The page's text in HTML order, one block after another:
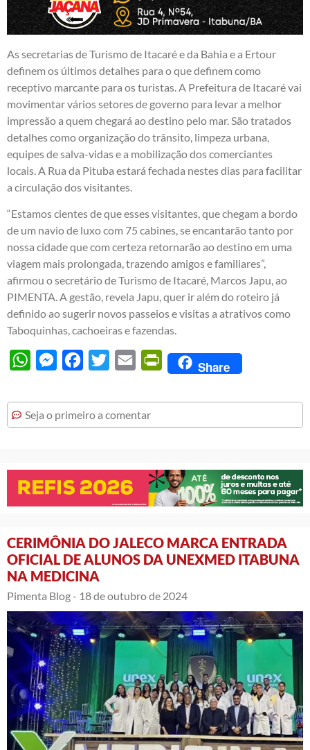
As secretarias de Turismo de Itacaré e da Bahia e a Ertour
definem os últimos detalhes para o que definem como
receptivo marcante para os turistas. A Prefeitura de Itacaré vai
movimentar vários setores de governo para levar a melhor
impressão a quem chegará ao destino pelo mar. São tratados
detalhes como organização do trânsito, limpeza urbana,
equipes de salva-vidas e a mobilização dos comerciantes
locais. A Rua da Pituba estará fechada nestes dias para facilitar
a circulação dos visitantes.
“Estamos cientes de que esses visitantes, que chegam a bordo
de um navio de luxo com 75 cabines, se encantarão tanto por
nossa cidade que com certeza retornarão ao destino em uma
viagem mais prolongada, trazendo amigos e familiares”,
afirmou o secretário de Turismo de Itacaré, Marcos Japu, ao
PIMENTA. A gestão, revela Japu, quer ir além do roteiro já
definido ao sugerir novos passeios e visitas a atrativos como
Taboquinhas, cachoeiras e fazendas.
WhatsAppMessengerFacebook
Twitter Email PrintFriendly
Share
Seja o primeiro a comentar
CERIMÔNIA DO JALECO MARCA ENTRADA
OFICIAL DE ALUNOS DA UNEXMED ITABUNA
NA MEDICINA
Pimenta Blog - 18 de outubro de 2024